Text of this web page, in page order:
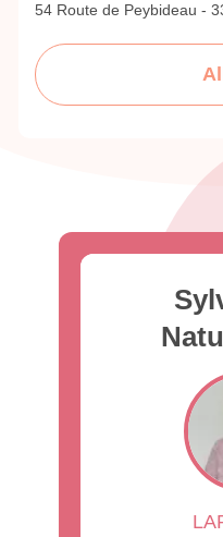
54 Route de Peybideau -